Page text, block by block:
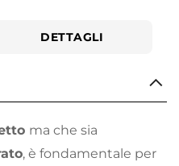
DETTAGLI
ma che sia
, è fondamentale per